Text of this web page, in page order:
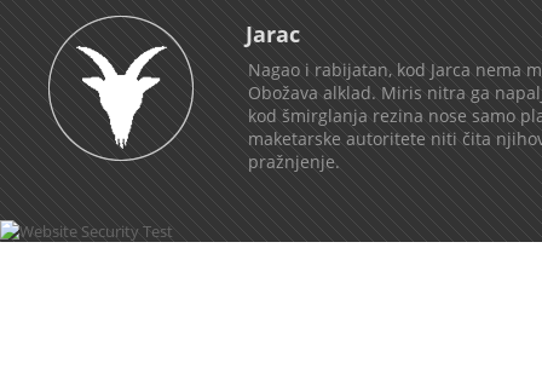
Jarac
Nagao i rabijatan, kod Jarca nema
Obožava alklad. Miris nitra ga
kod šmirglanja rezina nose samo
maketarske autoritete niti čita
pražnjenje.